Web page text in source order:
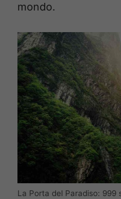
mondo.
La Porta del Paradiso: